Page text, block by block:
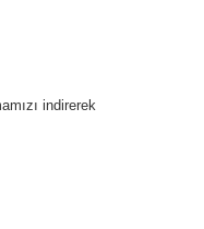
indirerek